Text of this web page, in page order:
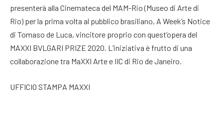
presenterà alla Cinemateca del MAM-Rio (Museo di Arte di
Rio) per la prima volta al pubblico brasiliano, A Week’s Notice
di Tomaso de Luca, vincitore proprio con quest’opera del
MAXXI BVLGARI PRIZE 2020. L’iniziativa è frutto di una
collaborazione tra MaXXI Arte e IIC di Rio de Janeiro.
UFFICIO STAMPA MAXXI